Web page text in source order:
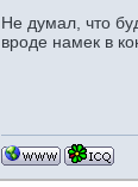
Не думал, что
вроде намек в